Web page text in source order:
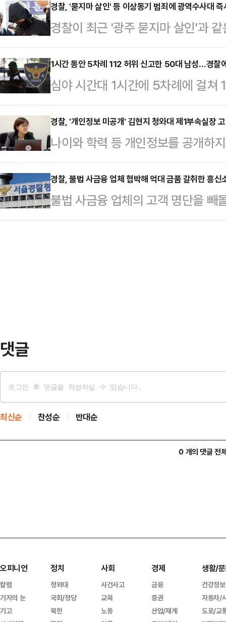
경찰청 국가수사본부장은 이날 서
에서 "(범죄) 관련성을 입증할 증거
시하자 (혐의를) 시인하고 있는 상
과정에서는 박왕열에 대해 "모르는
다. 그러나 경찰이 관련 증거를 제
보인다.최씨…
경찰, '묻지마 살인' 등 이상동기 범죄에 광역수사대 즉
경찰이 최근 '광주 묻지마 살인'과
발생 시 광역범죄수사대를 즉시 투
일 경찰 등에 따르면 박성주 경찰청
찰청에서 열린 정례 간담회에서 반
관해 묻는 취재진의 질문에 이같이
해서는 매우 엄중하게 인식하고 있
사들도 가시적 예방활동에 투입할
범행 동기 등에 대…
1시간 동안 5차례 112 허위 신고한 50대 남성…경찰
심야 시간대 1시간에 5차례에 걸쳐
체포됐다.11일 경찰 등에 따르면
씨를 붙잡아 조사하고 있다.A씨는
원미구 부근에서 5차례에 걸쳐
번 "죽고 싶다"는 취지로 신고한 것
찰은 실제 상황이 아니라고 판단한
도 60여차례 허위 신고한 이력 등
경찰, '개인정보 미공개' 김현지 청와대 제1부속실장
나이와 학력 등 개인정보를 공개하
체가 김현지 청와대 제1부속실장을
알려졌다.8일 경찰 등에 따르면 서
강요·업무상배임 혐의로 고발된 김
을 내렸다.경찰 측은 "국민의 알 권
경찰, 불법 사금융 업체 협박해 억대 금품 갈취한 흥신
불법 사금융 업체의 고객 명단을 빼
대 금품을 뜯어낸 일당이 검찰에 송
댓글
최신순 찬성순 반대순
0 개의 댓글 전
오피니언
칼럼
기자의 눈
기고
정치
청와대
국회/정당
북한
사회
사건사고
교육
노동
경제
금융
증권
산업/재계
생활/
건강정보
자동차/
도로/교